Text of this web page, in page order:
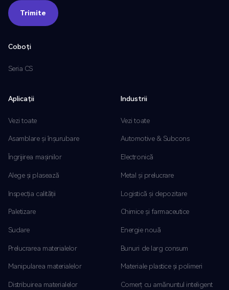
Trimite
Trimite
Coboți
Seria CS
Aplicații
Vezi toate
Asamblare și înșurubare
Îngrijirea mașinilor
Alege și plasează
Inspecția calității
Paletizare
Sudare
Prelucrarea materialelor
Manipularea materialelor
Distribuirea materialelor
Industrii
Vezi toate
Automotive & Subcons
Electronică
Metal și prelucrare
Logistică și depozitare
Chimice și farmaceutice
Energie nouă
Bunuri de larg consum
Materiale plastice și polimeri
Comerț cu amănuntul inteligent